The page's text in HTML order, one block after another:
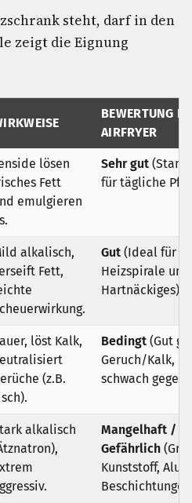
steht, darf in den
zeigt die Eignung
BEWERTUNG
AIRFRYER
lösen
Fett
emulgieren
Sehr gut
für tägliche
alkalisch,
Fett,
Gut (Ideal für
Heizspirale und
Hartnäckiges)
löst Kalk,
(z.B.
Bedingt (Gut
Geruch/Kalk,
schwach gegen
alkalisch
Mangelhaft /
Gefährlich
Kunststoff, Alu